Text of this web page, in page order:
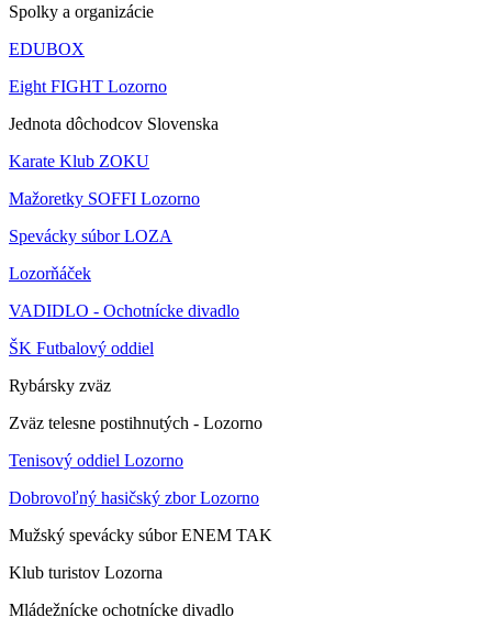
Spolky a organizácie
EDUBOX
Eight FIGHT Lozorno
Jednota dôchodcov Slovenska
Karate Klub ZOKU
Mažoretky SOFFI Lozorno
Spevácky súbor LOZA
Lozorňáček
VADIDLO - Ochotnícke divadlo
ŠK Futbalový oddiel
Rybársky zväz
Zväz telesne postihnutých - Lozorno
Tenisový oddiel Lozorno
Dobrovoľný hasičský zbor Lozorno
Mužský spevácky súbor ENEM TAK
Klub turistov Lozorna
Mládežnícke ochotnícke divadlo